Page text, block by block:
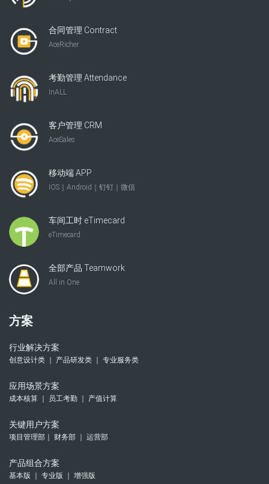
合同管理 Contract
AceRicher
考勤管理 Attendance
InALL
客户管理 CRM
AceSales
移动端 APP
IOS｜Android｜钉钉｜微信
车间工时 eTimecard
eTimecard
全部产品 Teamwork
All in One
方案
行业解决方案
创意设计类 ｜ 产品研发类 ｜ 专业服务类
应用场景方案
成本核算 ｜ 员工考勤 ｜ 产值计算
关键用户方案
项目管理部｜ 财务部 ｜ 运营部
产品组合方案
基本版 ｜ 专业版 ｜ 增强版